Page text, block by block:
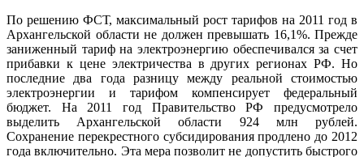
По решению ФСТ, максимальный рост тарифов на 2011 год в
Архангельской области не должен превышать 16,1%. Прежде
заниженный тариф на электроэнергию обеспечивался за счет
прибавки к цене электричества в других регионах РФ. Но
последние два года разницу между реальной стоимостью
электроэнергии и тарифом компенсирует федеральный
бюджет. На 2011 год Правительство РФ предусмотрело
выделить Архангельской области 924 млн рублей.
Сохранение перекрестного субсидирования продлено до 2012
года включительно. Эта мера позволит не допустить быстрого